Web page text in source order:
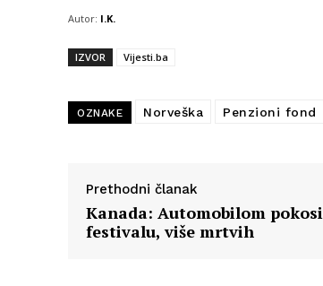
Autor: I.K.
IZVOR Vijesti.ba
OZNAKE Norveška Penzioni fond
Prethodni članak
Kanada: Automobilom
festivalu, više mrtvih